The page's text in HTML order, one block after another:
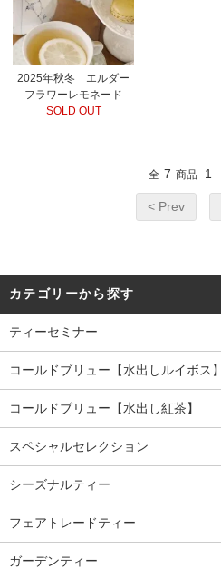
2025年秋冬 エルダー
フラワーレモネード
SOLD OUT
全 7 商品 1 -
< Prev
カテゴリーから探す
ティーセミナー
コールドブリュー【水出しルイボス】
コールドブリュー【水出し紅茶】
スペシャルセレクション
シーズナルティー
フェアトレードティー
ガーデンティー